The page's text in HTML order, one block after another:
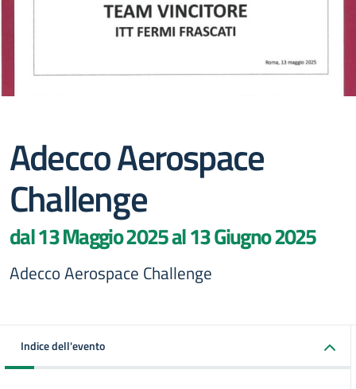
Adecco Aerospace
Challenge
dal 13 Maggio 2025 al 13 Giugno 2025
Adecco Aerospace Challenge
Indice dell'evento